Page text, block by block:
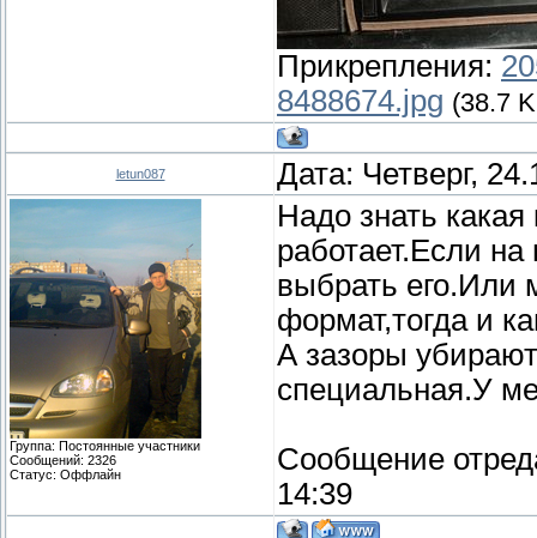
Прикрепления:
8488674.jpg (38.7
letun087 Дата: Четверг,
Группа: Постоянные участники
Сообщений: 2326
Статус: Оффлайн
Надо знать
работает.Если
выбрать его.Или
формат,тогда и
А зазоры
специальная.У
Сообщение
14:39